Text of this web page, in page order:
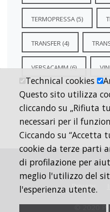
Technical cookies
Questo sito utilizza
cliccando su „Rifiuta
necessari per il
Ciccando su “Accetta
cookie da terze parti
di profilazione per
meglio l'utilizzo del
l'esperienza utente.
TERMOPRESSA (5)
TRANSFER (4)
VERSACAMM(6)
Privacy
© 2020